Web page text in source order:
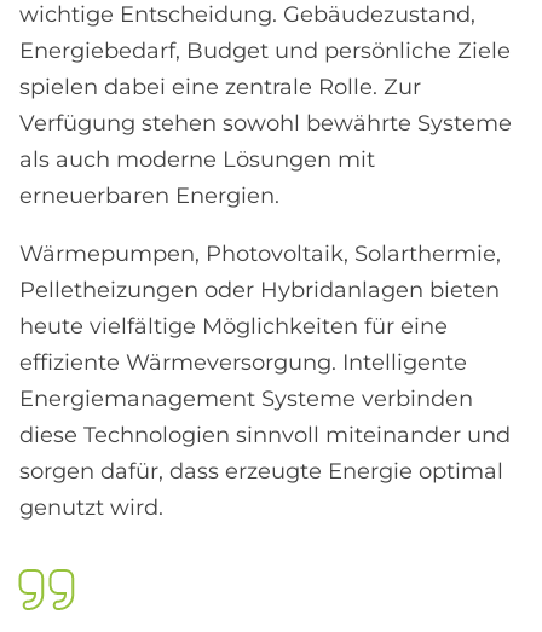
wichtige Entscheidung. Gebäudezustand,
Energiebedarf, Budget und persönliche Ziele
spielen dabei eine zentrale Rolle. Zur
Verfügung stehen sowohl bewährte Systeme
als auch moderne Lösungen mit
erneuerbaren Energien.
Wärmepumpen, Photovoltaik, Solarthermie,
Pelletheizungen oder Hybridanlagen bieten
heute vielfältige Möglichkeiten für eine
effiziente Wärmeversorgung. Intelligente
Energiemanagement Systeme verbinden
diese Technologien sinnvoll miteinander und
sorgen dafür, dass erzeugte Energie optimal
genutzt wird.